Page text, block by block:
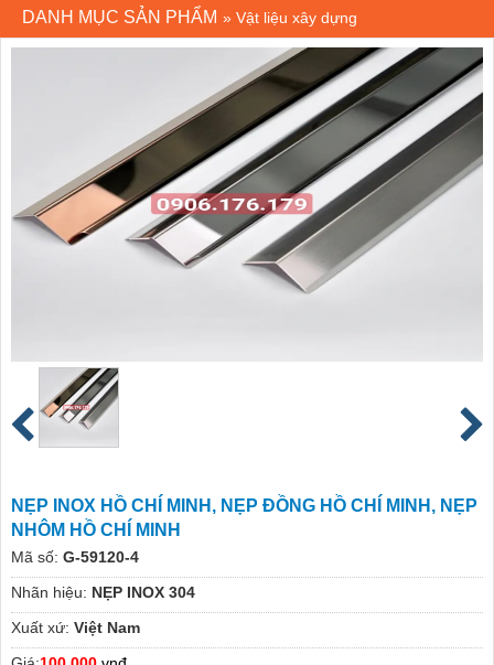
DANH MỤC SẢN PHẨM » Vật liệu xây dựng
NẸP INOX HỒ CHÍ MINH, NẸP ĐỒNG HỒ CHÍ MINH, NẸP
NHÔM HỒ CHÍ MINH
Mã số: G-59120-4
Nhãn hiệu: NẸP INOX 304
Xuất xứ: Việt Nam